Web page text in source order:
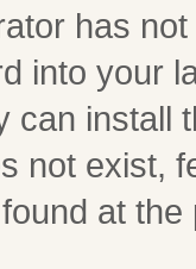
has
into your
can install
not exist,
at